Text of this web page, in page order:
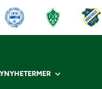
NYHETERMER